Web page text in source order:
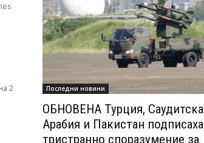
2 Последни новини
ОБНОВЕНА Турция, Саудитска
Арабия и Пакистан подписаха
тристранно споразумение за